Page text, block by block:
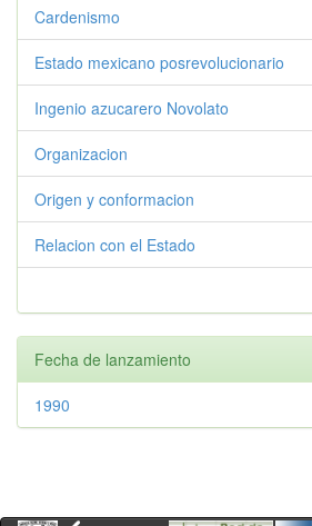
Cardenismo
Estado mexicano posrevolucionario
Ingenio azucarero Novolato
Organizacion
Origen y conformacion
Relacion con el Estado
Fecha de lanzamiento
1990